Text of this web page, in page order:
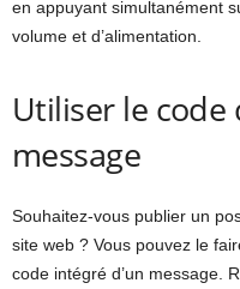
en appuyant simultanément
volume et d’alimentation.
Utiliser le code
message
Souhaitez-vous publier un
site web ? Vous pouvez le
code intégré d’un message.